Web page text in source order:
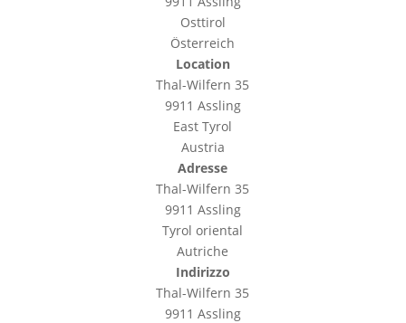
Osttirol
Österreich
Location
Thal-Wilfern 35
9911 Assling
East Tyrol
Austria
Adresse
Thal-Wilfern 35
9911 Assling
Tyrol oriental
Autriche
Indirizzo
Thal-Wilfern 35
9911 Assling